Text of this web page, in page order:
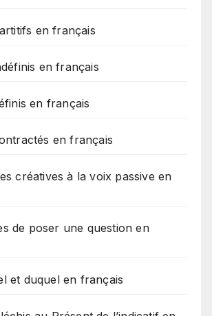
en français
en français
en français
en français
créatives à la voix passive en
de poser une question en
et duquel en français